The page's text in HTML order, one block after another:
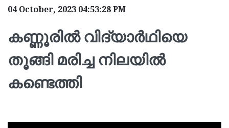
04 October, 2023 04:53:28 PM
കണ്ണൂരില്‍ വിദ്യാര്‍ഥിയെ
തൂങ്ങി മരിച്ച നിലയില്‍
കണ്ടെത്തി